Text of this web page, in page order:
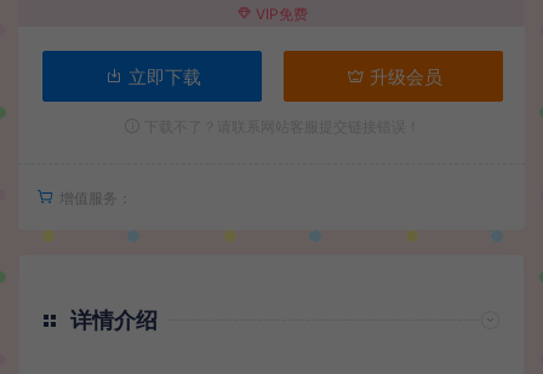
VIP免费
立即下载 升级会员
增值服务：
详情介绍